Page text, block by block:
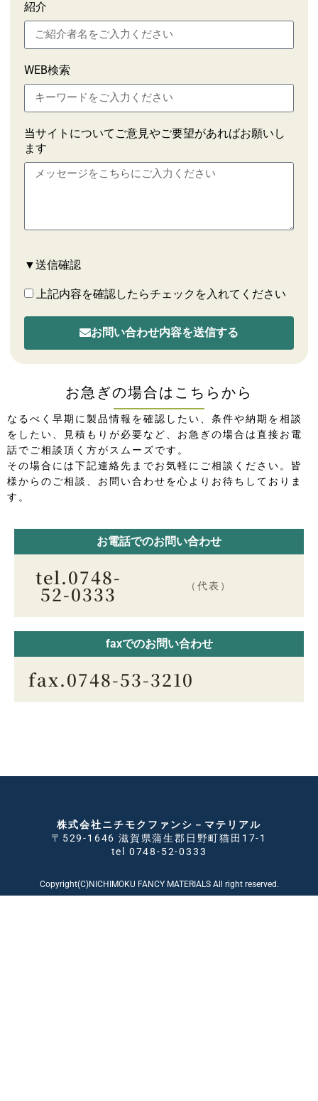
紹介
WEB検索
当サイトについてご意見やご要望があればお願いし
ます
▼送信確認
上記内容を確認したらチェックを入れてください
お問い合わせ内容を送信する
お急ぎの場合はこちらから
なるべく早期に製品情報を確認したい、条件や納期を相談
をしたい、見積もりが必要など、お急ぎの場合は直接お電
話でご相談頂く方がスムーズです。
その場合には下記連絡先までお気軽にご相談ください。皆
様からのご相談、お問い合わせを心よりお待ちしておりま
す。
お電話でのお問い合わせ
tel.0748-
52-0333 （代表）
faxでのお問い合わせ
fax.0748-53-3210
株式会社ニチモクファンシ－マテリアル
〒529-1646 滋賀県蒲生郡日野町猫田17-1
tel 0748-52-0333
Copyright(C)NICHIMOKU FANCY MATERIALS All right reserved.